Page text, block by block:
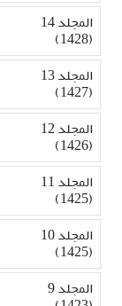
المجلد 14
(1428)
المجلد 13
(1427)
المجلد 12
(1426)
المجلد 11
(1425)
المجلد 10
(1425)
المجلد 9